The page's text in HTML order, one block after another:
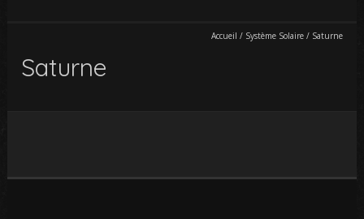
Accueil / Système Solaire/ Saturne
Saturne